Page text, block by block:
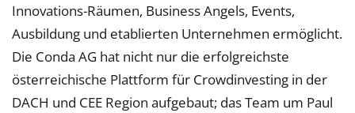
Innovations-Räumen, Business Angels, Events,
Ausbildung und etablierten Unternehmen ermöglicht.
Die Conda AG hat nicht nur die erfolgreichste
österreichische Plattform für Crowdinvesting in der
DACH und CEE Region aufgebaut; das Team um Paul